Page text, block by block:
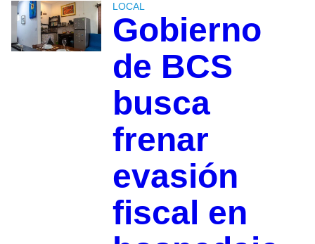
LOCAL
Gobierno
de BCS
busca
frenar
evasión
fiscal en